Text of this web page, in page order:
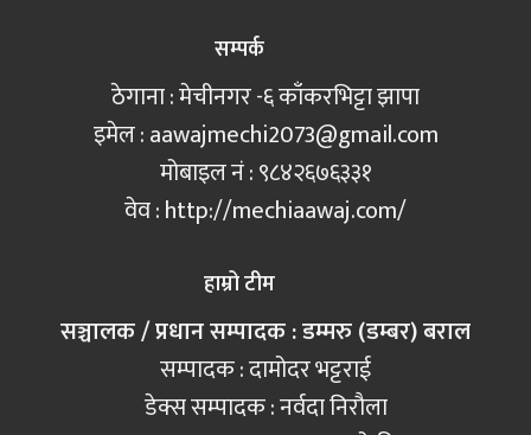
सम्पर्क
ठेगाना : मेचीनगर -६ काँकरभिट्टा झापा
इमेल :aawajmechi2073@gmail.com
मोबाइल नं‍ : ९८४२६७६३३१
वेव : http://mechiaawaj.com/
हाम्रो टीम
सञ्चालक / प्रधान सम्पादक : डम्मरु (डम्बर) बराल
सम्पादक : दामोदर भट्टराई
डेक्स सम्पादक : नर्वदा निरौला